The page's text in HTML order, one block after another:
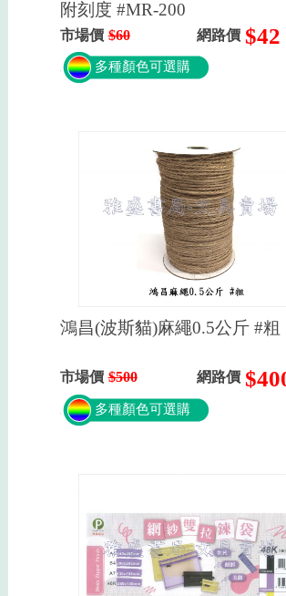
附刻度 #MR-200
市場價 $60 網路價 $42
多種顏色可選購
鴻昌(波斯貓)麻繩0.5公斤 #粗
市場價 $500 網路價
多種顏色可選購